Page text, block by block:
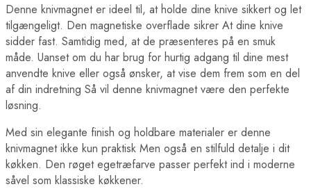
Denne knivmagnet er ideel til, at holde dine knive sikkert og let
tilgængeligt. Den magnetiske overflade sikrer At dine knive
sidder fast. Samtidig med, at de præsenteres på en smuk
måde. Uanset om du har brug for hurtig adgang til dine mest
anvendte knive eller også ønsker, at vise dem frem som en del
af din indretning Så vil denne knivmagnet være den perfekte
løsning.
Med sin elegante finish og holdbare materialer er denne
knivmagnet ikke kun praktisk Men også en stilfuld detalje i dit
køkken. Den røget egetræfarve passer perfekt ind i moderne
såvel som klassiske køkkener.